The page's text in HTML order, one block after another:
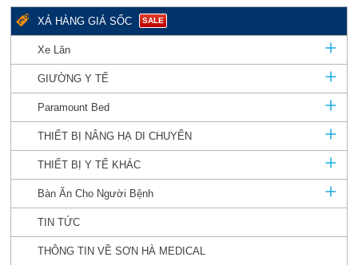
XẢ HÀNG GIÁ SỐC SALE
Xe Lăn
GIƯỜNG Y TẾ
Paramount Bed
THIẾT BỊ NÂNG HẠ DI CHUYỂN
THIẾT BỊ Y TẾ KHÁC
Bàn Ăn Cho Người Bệnh
TIN TỨC
THÔNG TIN VỀ SƠN HÀ MEDICAL